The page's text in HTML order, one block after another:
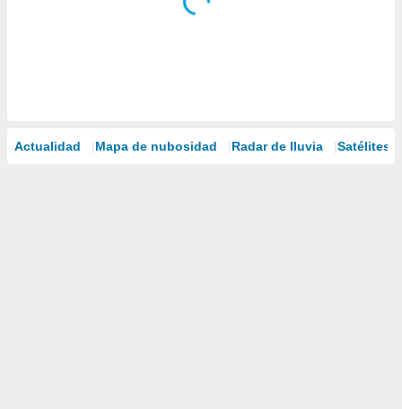
Actualidad Mapa de nubosidad Radar de lluvia Satélites